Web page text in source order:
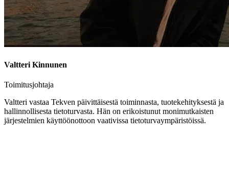
Valtteri Kinnunen
Toimitusjohtaja
Valtteri vastaa Tekven päivittäisestä toiminnasta, tuotekehityksestä ja
hallinnollisesta tietoturvasta. Hän on erikoistunut monimutkaisten
järjestelmien käyttöönottoon vaativissa tietoturvaympäristöissä.